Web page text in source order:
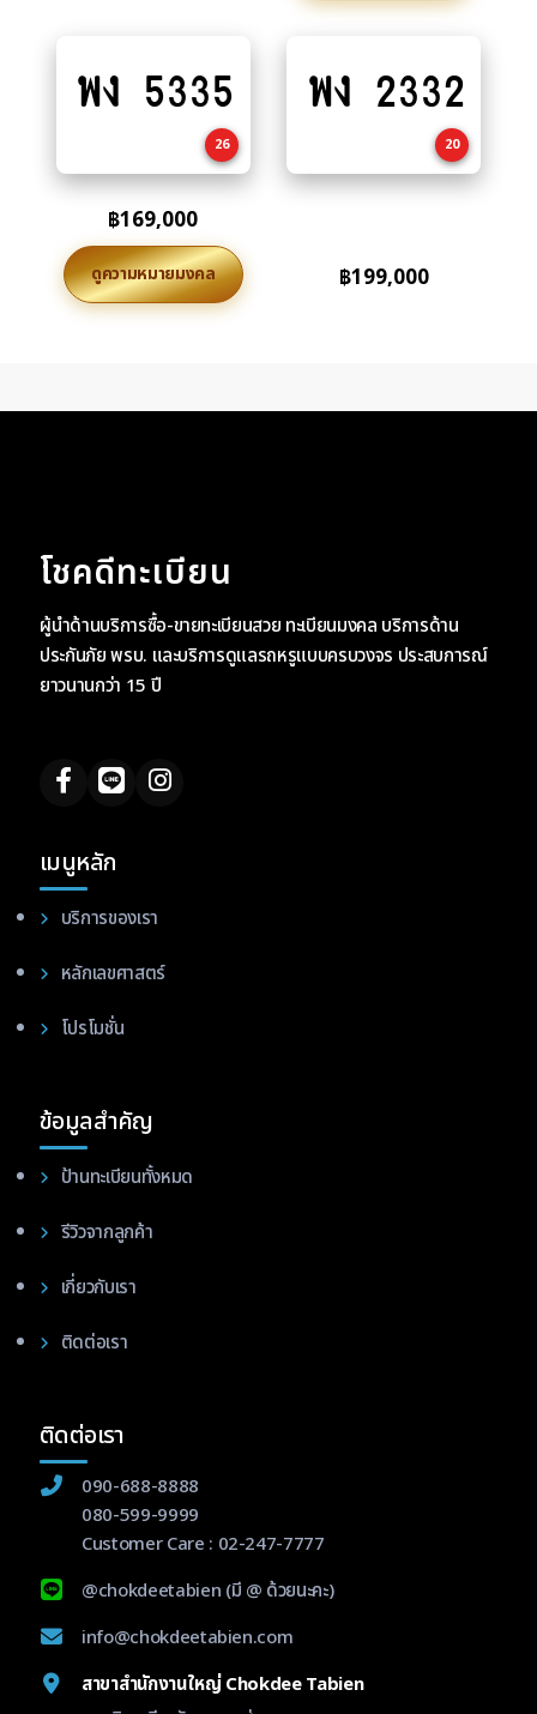
to
พง 5335
26
฿169,000
ดูความหมายมงคล
to
พง 2332
20
฿199,000
โชคดีทะเบียน
ผู้นำด้านบริการซื้อ-ขายทะเบียนสวย ทะเบียนมงคล บริการด้าน
ประกันภัย พรบ. และบริการดูแลรถหรูแบบครบวงจร ประสบการณ์
ยาวนานกว่า 15 ปี
เมนูหลัก
บริการของเรา
หลักเลขศาสตร์
โปรโมชั่น
ข้อมูลสำคัญ
ป้านทะเบียนทั้งหมด
รีวิวจากลูกค้า
เกี่ยวกับเรา
ติดต่อเรา
ติดต่อเรา
090-688-8888
080-599-9999
Customer Care : 02-247-7777
@chokdeetabien (มี @ ด้วยนะคะ)
info@chokdeetabien.com
สาขาสำนักงานใหญ่ Chokdee Tabien